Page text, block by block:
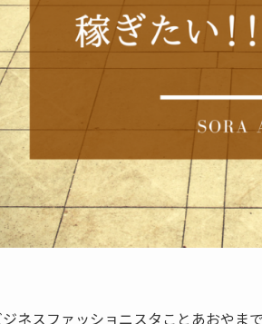
ネスファッショニスタことあおやまで